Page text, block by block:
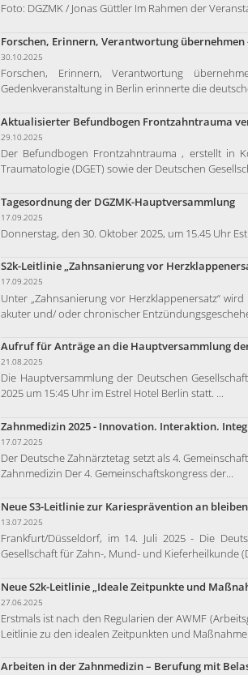
Foto: DGZMK / Jonas Güttler Im Rahmen der
Forschen, Erinnern, Verantwortung
30.10.2025
Forschen, Erinnern, Verantwortung
Gedenkveranstaltung in Berlin erinnerte die
Aktualisierter Befundbogen Frontzahntrauma
29.10.2025
Der Befundbogen Frontzahntrauma , erstellt in
Traumatologie (DGET) sowie der Deutschen
Tagesordnung der DGZMK-Hauptversammlung
17.09.2025
Donnerstag, den 30. Oktober 2025, um 15.45 Uhr
S2k-Leitlinie „Zahnsanierung vor
17.09.2025
Unter „Zahnsanierung vor Herzklappenersatz“
akuter und/ oder chronischer
Aufruf für Anträge an die Hauptversammlung
21.08.2025
Die Hauptversammlung der Deutschen
2025 um 15:45 Uhr im Estrel Hotel Berlin statt. ...
Zahnmedizin 2025 - Innovation. Interaktion.
17.07.2025
Der Deutsche Zahnärztetag setzt als 4.
Zahnmedizin Der 4. Gemeinschaftskongress der...
Neue S3-Leitlinie zur Kariesprävention an
13.07.2025
Frankfurt/Düsseldorf, im 14. Juli 2025 - Die
Gesellschaft für Zahn-, Mund- und Kieferheilkunde
Neue S2k-Leitlinie „Ideale Zeitpunkte und
27.06.2025
Erstmals ist nach den Regularien der AWMF
Leitlinie zu den idealen Zeitpunkten und
Arbeiten in der Zahnmedizin – Berufung mit